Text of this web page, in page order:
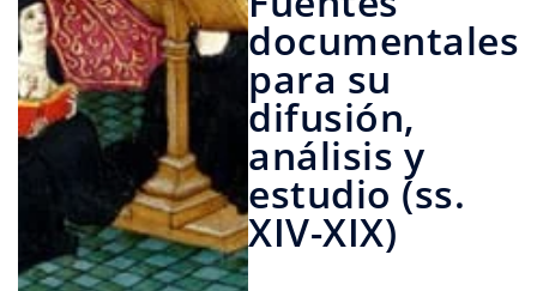
documentales
para su
difusión,
análisis y
estudio (ss.
XIV-XIX)